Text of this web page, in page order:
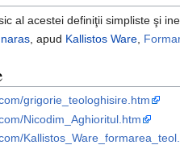
al acestei definiţii simpliste şi
, apud Kallistos Ware,
grigorie_teologhisire.htm
Nicodim_Aghioritul.htm